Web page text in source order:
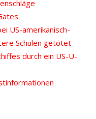
US-amerikanisch-
Schulen getötet
durch ein US-U-